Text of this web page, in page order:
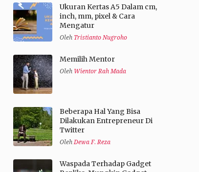
Ukuran Kertas A5 Dalam cm,
inch, mm, pixel & Cara
Mengatur
Oleh Tristianto Nugroho
Memilih Mentor
Oleh Wientor Rah Mada
Beberapa Hal Yang Bisa
Dilakukan Entrepreneur Di
Twitter
OlehDewa F. Reza
Waspada Terhadap Gadget